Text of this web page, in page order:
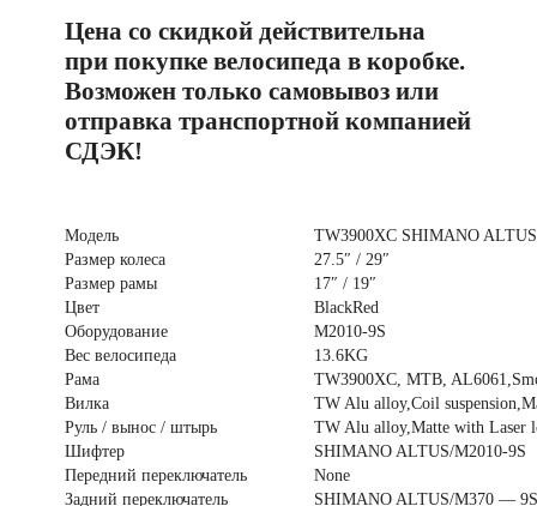
AL6061
17
цвет
чёрно-
красный
Цена со скидкой действительна
при покупке велосипеда в коробке.
Возможен только самовывоз или
отправка транспортной компанией
СДЭК!
Модель
TW3900XC SHIMANO
Размер колеса
27.5″ / 29″
Размер рамы
17″ / 19″
Цвет
BlackRed
Оборудование
M2010-9S
Вес велосипеда
13.6KG
Рама
TW3900XC, MTB,
Вилка
TW Alu alloy,Coil
Руль / вынос / штырь
TW Alu alloy,Matte with Laser
Шифтер
SHIMANO ALTUS/M2010-9S
Передний переключатель
None
Задний переключатель
SHIMANO ALTUS/M370 — 9S